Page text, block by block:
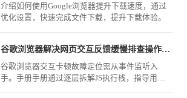
介绍如何使用Google浏览器提升下载速度，通过
优化设置，快速完成文件下载，提升下载体验。
谷歌浏览器解决网页交互反馈缓慢排查操作手册
谷歌浏览器交互卡顿故障定位需从事件监听入
手。手册手册通过逐层拆解JS执行栈，指导用户